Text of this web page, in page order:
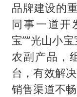
品牌建设的
同事一道开
宝”“光山小
农副产品，
台，有效解
销售渠道不